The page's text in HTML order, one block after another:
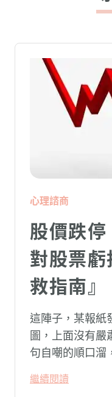
心理諮商
股價跌
對股票
救指南』
這陣子，某報紙
圖，上面沒有嚴
句自嘲的順口溜
被廣泛轉載。對
繼續閱讀